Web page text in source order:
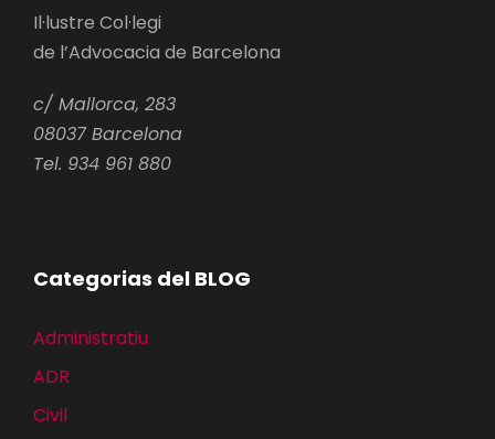
Il·lustre Col·legi
de l’Advocacia de Barcelona
c/ Mallorca, 283
08037 Barcelona
Tel. 934 961 880
Categorias del BLOG
Administratiu
ADR
Civil